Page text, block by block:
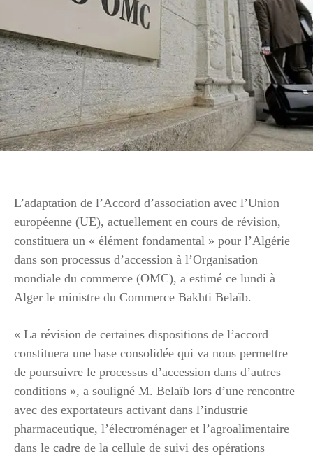
L’adaptation de l’Accord d’association avec l’Union
européenne (UE), actuellement en cours de révision,
constituera un « élément fondamental » pour l’Algérie
dans son processus d’accession à l’Organisation
mondiale du commerce (OMC), a estimé ce lundi à
Alger le ministre du Commerce Bakhti Belaïb.
« La révision de certaines dispositions de l’accord
constituera une base consolidée qui va nous permettre
de poursuivre le processus d’accession dans d’autres
conditions », a souligné M. Belaïb lors d’une rencontre
avec des exportateurs activant dans l’industrie
pharmaceutique, l’électroménager et l’agroalimentaire
dans le cadre de la cellule de suivi des opérations